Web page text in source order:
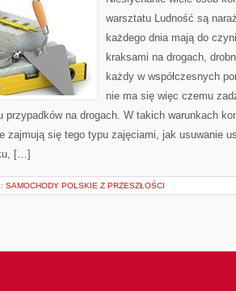
warsztatu Ludność są
każdego dnia mają do
kraksami na drogach,
każdy w współczesnych
nie ma się więc czemu
przypadków na drogach. W takich warunkach
zajmują się tego typu zajęciami, jak usuwanie
[…]
SAMOCHODY POLSKIE Z PRZESZŁOŚCI